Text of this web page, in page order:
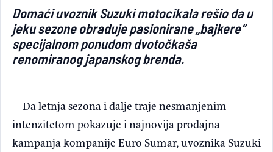
Domaći uvoznik Suzuki motocikala rešio da u
jeku sezone obraduje pasionirane „bajkere“
specijalnom ponudom dvotočkaša
renomiranog japanskog brenda.
Da letnja sezona i dalje traje nesmanjenim
intenzitetom pokazuje i najnovija prodajna
kampanja kompanije Euro Sumar, uvoznika Suzuki